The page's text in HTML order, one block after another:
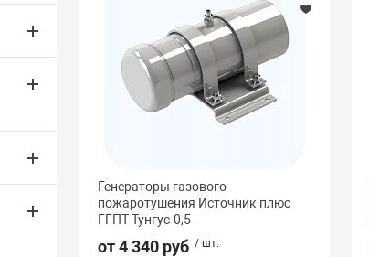
Генераторы газового
пожаротушения Источник плюс
ГГПТ Тунгус-0,5
от 4 340 руб / шт.